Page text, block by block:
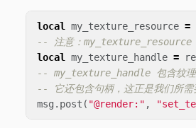
local my_texture_resource =
-- 注意：my_texture_resource
local
my_texture_handle =
-- my_texture_handle 包含纹理
-- 它还包含句柄，这正是我们所需
msg . post ( "@render:" ,